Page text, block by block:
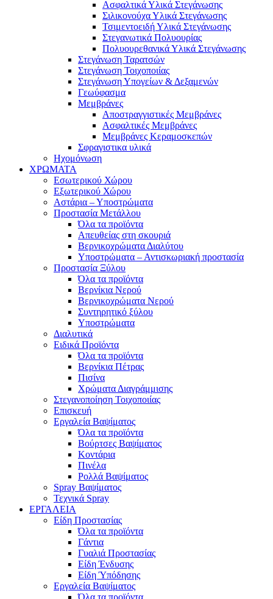
Ασφαλτικά Υλικά Στεγάνωσης
Σιλικονούχα Υλικά Στεγάνωσης
Τσιμεντοειδή Υλικά Στεγάνωσης
Στεγανωτικά Πολυουρίας
Πολυουρεθανικά Υλικά Στεγάνωσης
Στεγάνωση Ταρατσών
Στεγάνωση Τοιχοποιίας
Στεγάνωση Υπογείων & Δεξαμενών
Γεωύφασμα
Μεμβράνες
Αποστραγγιστικές Μεμβράνες
Ασφαλτικές Μεμβράνες
Μεμβράνες Κεραμοσκεπών
Σφραγιστικα υλικά
Ηχομόνωση
ΧΡΩΜΑΤΑ
Εσωτερικού Χώρου
Εξωτερικού Χώρου
Αστάρια – Υποστρώματα
Προστασία Μετάλλου
Όλα τα προϊόντα
Απευθείας στη σκουριά
Βερνικοχρώματα Διαλύτου
Υποστρώματα – Αντισκωριακή προστασία
Προστασία Ξύλου
Όλα τα προϊόντα
Βερνίκια Νερού
Βερνικοχρώματα Νερού
Συντηρητικό ξύλου
Υποστρώματα
Διαλυτικά
Ειδικά Προϊόντα
Όλα τα προϊόντα
Βερνίκια Πέτρας
Πισίνα
Χρώματα Διαγράμμισης
Στεγανοποίηση Τοιχοποιίας
Επισκευή
Εργαλεία Βαψίματος
Όλα τα προϊόντα
Βούρτσες Βαψίματος
Κοντάρια
Πινέλα
Ρολλά Βαψίματος
Spray Βαψίματος
Τεχνικά Spray
ΕΡΓΑΛΕΙΑ
Είδη Προστασίας
Όλα τα προϊόντα
Γάντια
Γυαλιά Προστασίας
Είδη Ένδυσης
Είδη Ύπόδησης
Εργαλεία Βαψίματος
Όλα τα προϊόντα